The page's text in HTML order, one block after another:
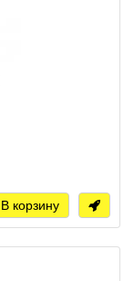
В корзину